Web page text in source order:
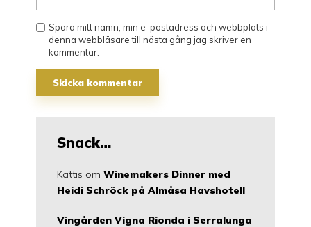
Spara mitt namn, min e-postadress och webbplats i
denna webbläsare till nästa gång jag skriver en
kommentar.
Snack…
Kattis om Winemakers Dinner med
Heidi Schröck på Almåsa Havshotell
Vingården Vigna Rionda i Serralunga